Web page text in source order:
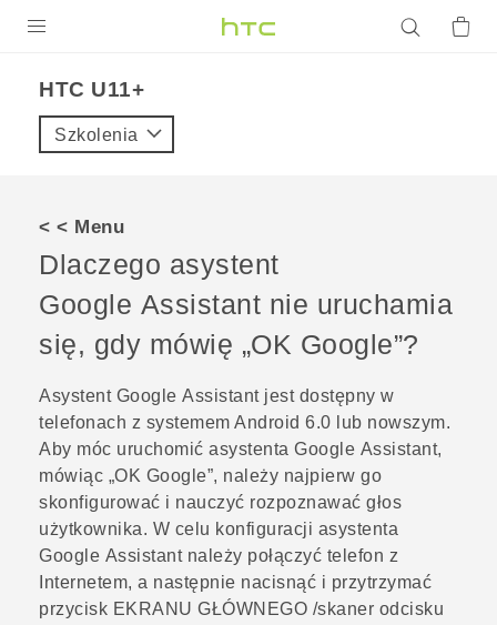
VIVE
VIVERSE
POMOC TECHNICZNA
Urządzenia i akcesoria HTC
Zaloguj się
HTC U11+‎
Szkolenia
< < Menu
Dlaczego asystent
Google Assistant nie uruchamia
się, gdy mówię „OK Google”?
Asystent Google Assistantjest dostępny w
telefonach z systemem Android 6.0 lub nowszym.
Aby móc uruchomić asystenta Google Assistant,
mówiąc „OK Google”, należy najpierw go
skonfigurować i nauczyć rozpoznawać głos
użytkownika. W celu konfiguracji asystenta
Google Assistantnależy połączyć telefon z
Internetem, a następnie nacisnąć i przytrzymać
przycisk EKRANU GŁÓWNEGO /skaner odcisku